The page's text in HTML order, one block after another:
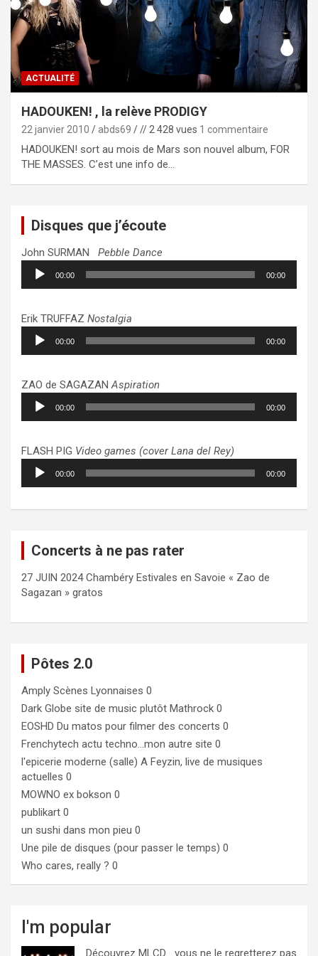
ACTUALITÉ
HADOUKEN! , la relève PRODIGY
22 janvier 2010 abds69 // 2 428 vues 1 commentaire
HADOUKEN! sort au mois de Mars son nouvel album, FOR
THE MASSES. C’est une info de…
Disques que j’écoute
John SURMAN Pebble Dance
Lecteur
audio
00:00 00:00
Erik TRUFFAZ Nostalgia
Lecteur
audio
00:00 00:00
ZAO de SAGAZANAspiration
Lecteur
audio
00:00 00:00
FLASH PIG Video games (cover Lana del Rey)
Lecteur
audio
00:00 00:00
Concerts à ne pas rater
27 JUIN 2024 Chambéry Estivales en Savoie « Zao de
Sagazan » gratos
Pôtes 2.0
Amply Scènes Lyonnaises 0
Dark Globe site de music plutôt Mathrock 0
EOSHD Du matos pour filmer des concerts 0
Frenchytech actu techno…mon autre site 0
l'epicerie moderne (salle) A Feyzin, live de musiques
actuelles 0
MOWNO ex bokson 0
publikart 0
un sushi dans mon pieu 0
Une pile de disques (pour passer le temps) 0
Who cares, really ? 0
I'm popular
Découvrez MLCD… vous ne le regretterez pas